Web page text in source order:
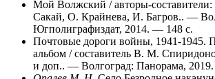
Мой Волжский / авторы-
Сакай, О. Крайнева, И. Багров.. —
Югполиграфиздат, 2014. — 148 с.
Почтовые дороги войны, 1941-1945.
альбом / составитель В. М.
и доп.. — Волгоград: Панорама,